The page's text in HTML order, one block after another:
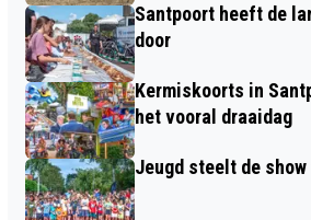
Santpoort heeft de
door
Kermiskoorts in
het vooral draaidag
Jeugd steelt de